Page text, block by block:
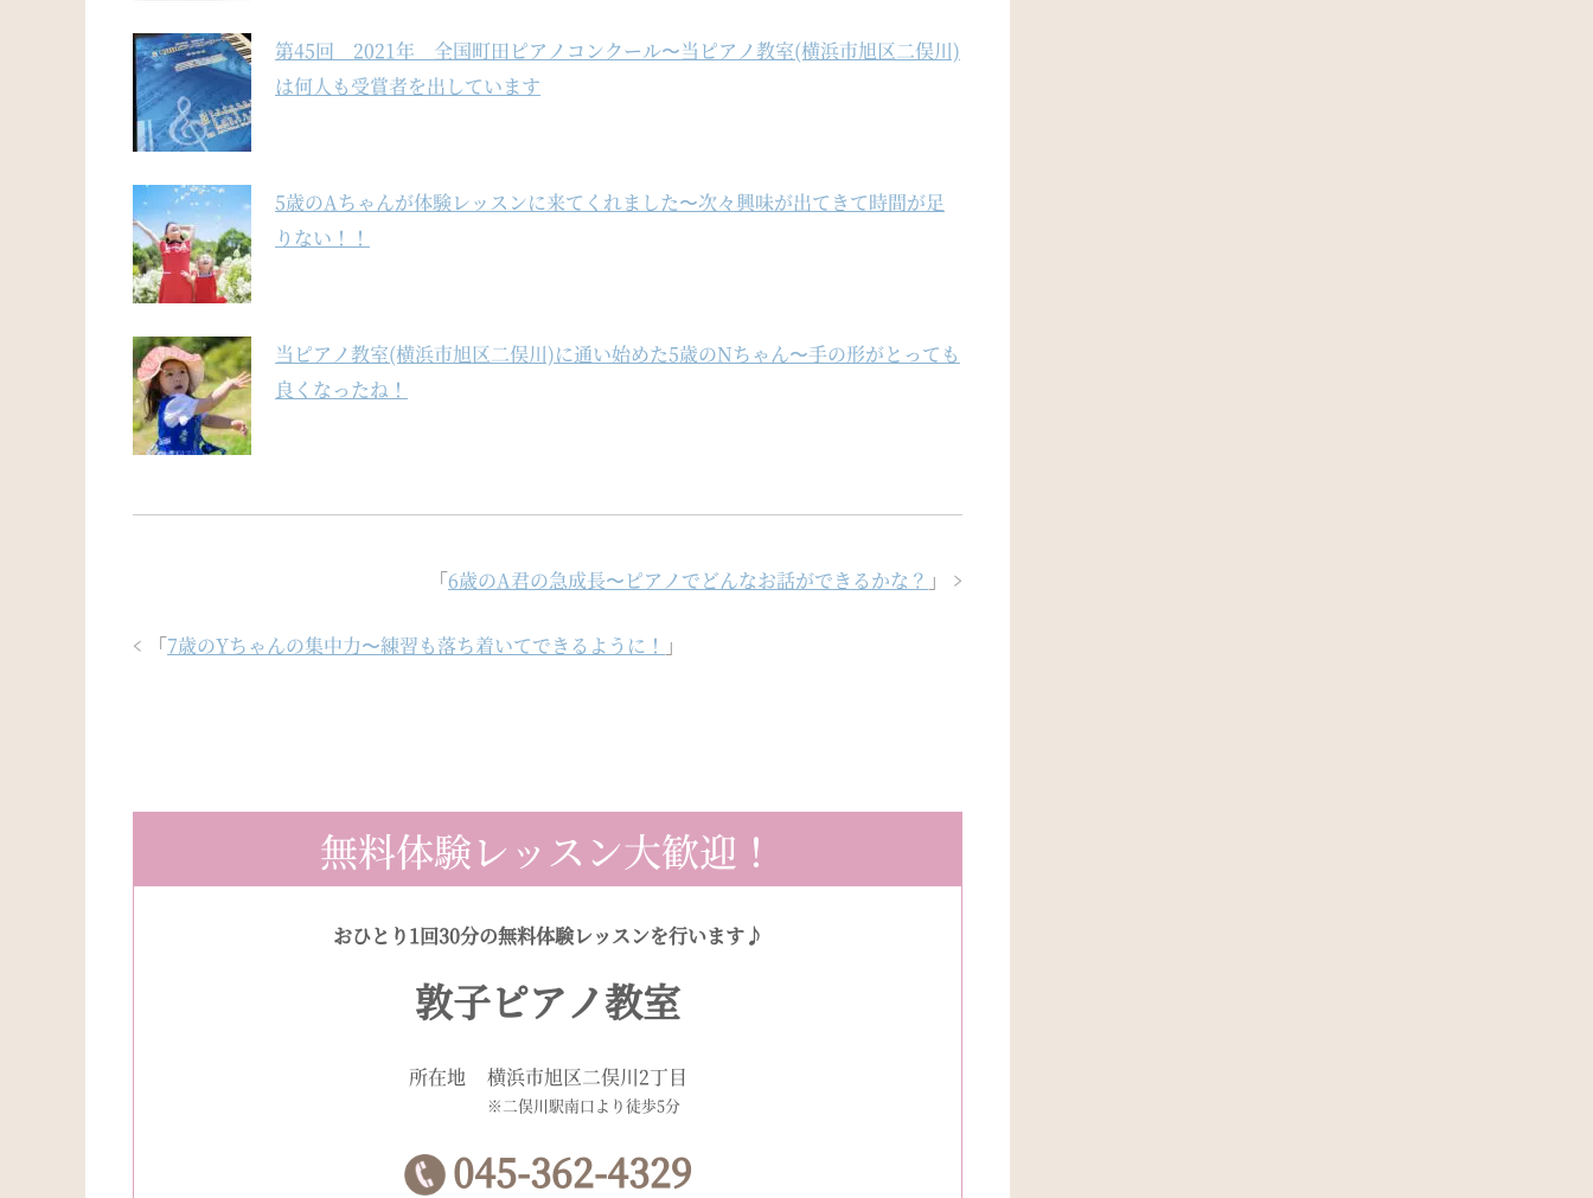
第45回 2021年 全国町田ピアノコンクール〜当ピアノ教室(横浜市旭区二俣川)
は何人も受賞者を出しています
5歳のAちゃんが体験レッスンに来てくれました〜次々興味が出てきて時間が足
りない！！
当ピアノ教室(横浜市旭区二俣川)に通い始めた5歳のNちゃん〜手の形がとっても
良くなったね！
「6歳のA君の急成長〜ピアノでどんなお話ができるかな？ 」
「7歳のYちゃんの集中力〜練習も落ち着いてできるように！ 」
無料体験レッスン大歓迎！
おひとり1回30分の無料体験レッスンを行います♪
敦子ピアノ教室
所在地 横浜市旭区二俣川2丁目
※二俣川駅南口より徒歩5分
045-362-4329